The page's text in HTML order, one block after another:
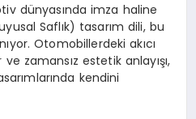
dünyasında imza haline
Saflık) tasarım dili, bu
ıyor. Otomobillerdeki akıcı
ve zamansız estetik anlayışı,
ımlarında kendini